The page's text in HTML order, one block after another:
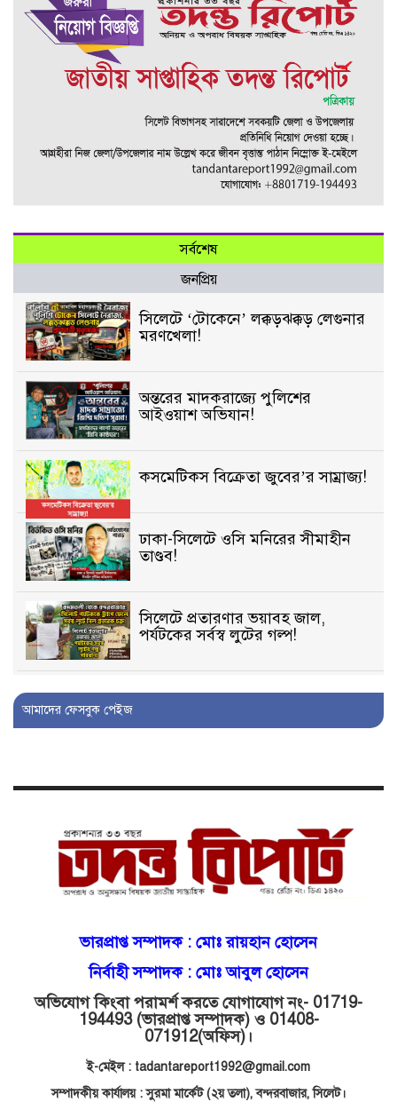
সর্বশেষ
জনপ্রিয়
সিলেটে ‘টোকেনে’ লক্কড়ঝক্কড় লেগুনার
মরণখেলা!
অন্তরের মাদকরাজ্যে পুলিশের
আইওয়াশ অভিযান!
কসমেটিকস বিক্রেতা জুবের’র সাম্রাজ্য!
ঢাকা-সিলেটে ওসি মনিরের সীমাহীন
তাণ্ডব!
সিলেটে প্রতারণার ভয়াবহ জাল,
পর্যটকের সর্বস্ব লুটের গল্প!
বিআইডিসি’তে ১৫ বছরের দখলদারিত্ব
ভ্রূণহত্যার অপচেষ্টা, গোয়াইনঘাট জুড়ে
মোগলাবাজার থানা কার কবলে?
গোয়াইনঘাটে বিজিবির নাম ভাঙিয়ে
দুলালের রাজত্ব!
মোগলাবাজারে এসআই দয়াময়’র
ঘুষের রাজত্ব!
যন্ত্র বিকলের বাহানা: বেসরকারির
আমাদের ফেসবুক পেইজ
ভারপ্রাপ্ত সম্পাদক : মোঃ রায়হান হোসেন
নির্বাহী সম্পাদক : মোঃ আবুল হোসেন
অভিযোগ কিংবা পরামর্শ করতে যোগাযোগ নং- 01719-
194493 (ভারপ্রাপ্ত সম্পাদক) ও 01408-
071912(অফিস)।
ই-মেইল : tadantareport1992@gmail.com
সম্পাদকীয় কার্যালয় : সুরমা মার্কেট (২য় তলা),বন্দরবাজার, সিলেট।